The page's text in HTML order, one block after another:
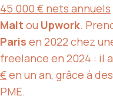
45 000 € nets annuels
Malt ou Upwork.
Paris en 2022 chez
freelance en 2024 : il
€en un an, grâce à
PME.